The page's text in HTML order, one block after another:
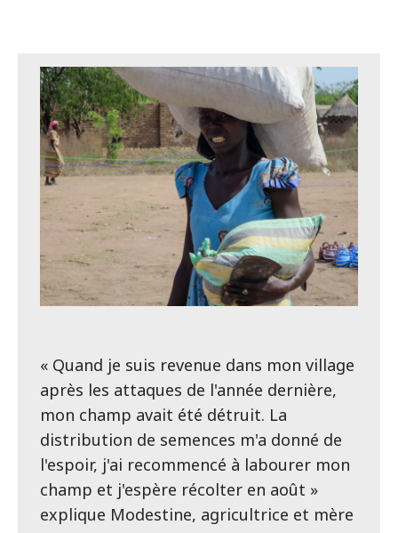
« Quand je suis revenue dans mon village
après les attaques de l'année dernière,
mon champ avait été détruit. La
distribution de semences m'a donné de
l'espoir, j'ai recommencé à labourer mon
champ et j'espère récolter en août »
explique Modestine, agricultrice et mère